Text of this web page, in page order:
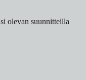
olevan suunnitteilla